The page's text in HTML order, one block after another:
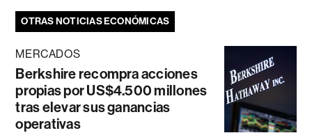
OTRAS NOTICIAS ECONÓMICAS
MERCADOS
Berkshire recompra acciones
propias por US$4.500 millones
tras elevar sus ganancias
operativas